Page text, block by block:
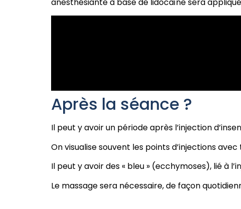
Après la séance ?
Il peut y avoir un période après l’injection
On visualise souvent les points d’injections
Il peut y avoir des « bleu » (ecchymoses), lié à
Le massage sera nécessaire, de façon